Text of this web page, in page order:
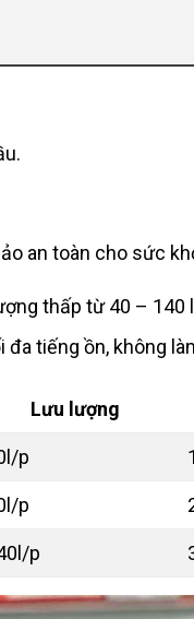
an toàn cho sức
thấp từ 40 –
tiếng ồn, không
Lưu lượng
p
p
p